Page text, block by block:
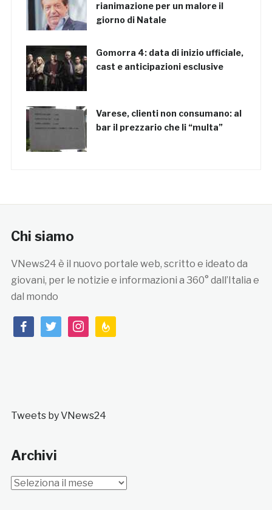
rianimazione per un malore il
giorno di Natale
Gomorra 4: data di inizio ufficiale,
cast e anticipazioni esclusive
Varese, clienti non consumano: al
bar il prezzario che li “multa”
Chi siamo
VNews24 è il nuovo portale web, scritto e ideato da
giovani, per le notizie e informazioni a 360° dall’Italia e
dal mondo
facebooktwitterinstagramfeedburner
Tweets by VNews24
Archivi
Archivi